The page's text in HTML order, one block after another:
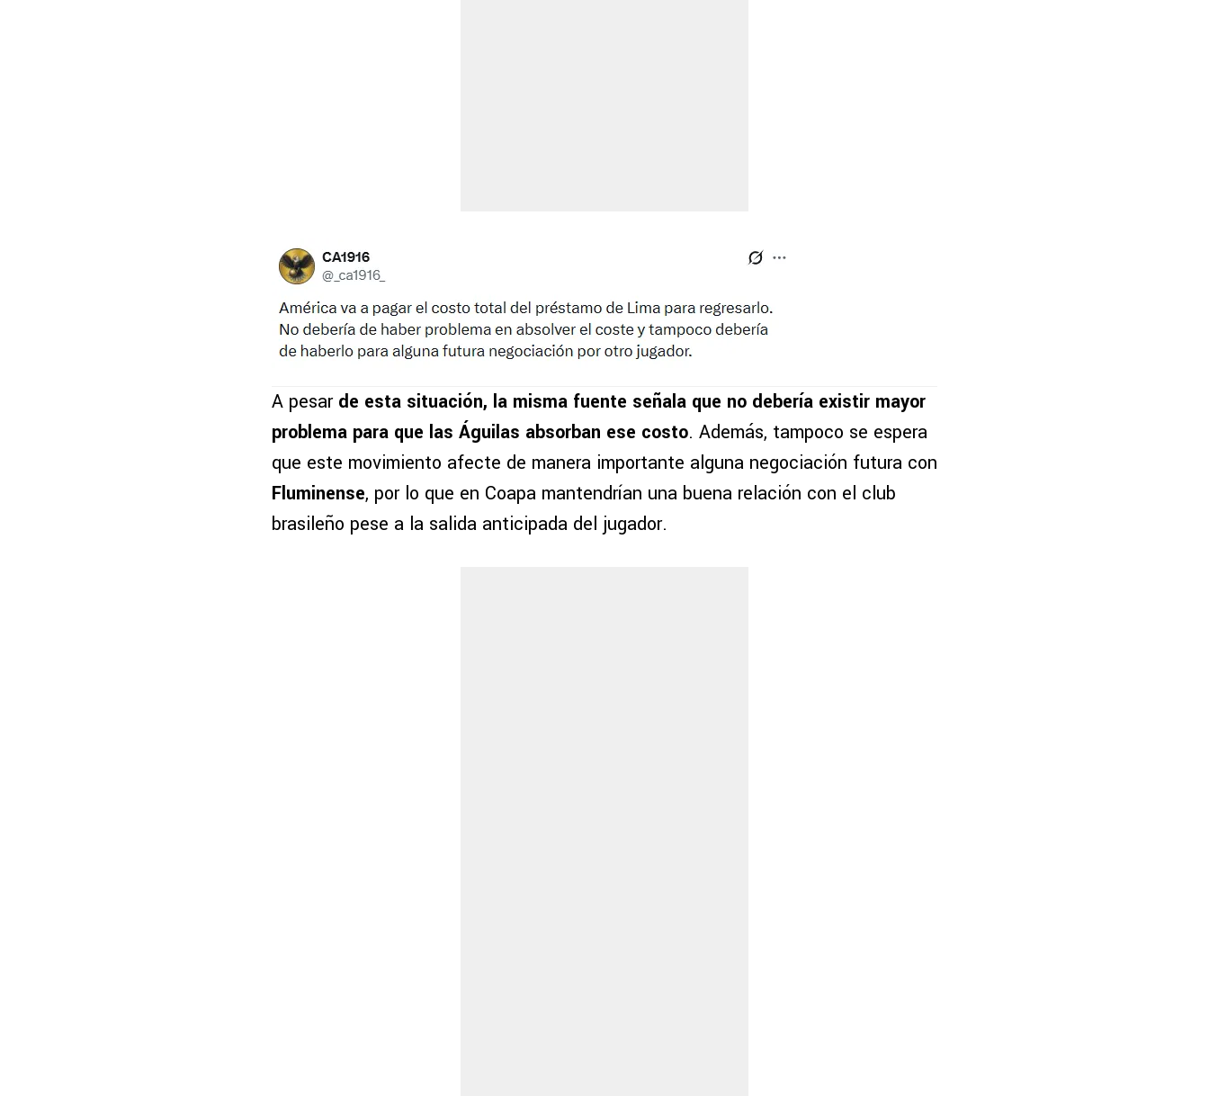
A pesarde esta situación, la misma fuente señala que no debería existir mayor
problema para que las Águilas absorban ese costo. Además, tampoco se espera
que este movimiento afecte de manera importante alguna negociación futura con
Fluminense, por lo que en Coapa mantendrían una buena relación con el club
brasileño pese a la salida anticipada del jugador.